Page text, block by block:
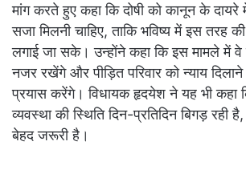
मांग करते हुए कहा कि दोषी को कानून के
सजा मिलनी चाहिए, ताकि भविष्य में इस तरह
लगाई जा सके। उन्होंने कहा कि इस मामले में वे
नजर रखेंगे और पीड़ित परिवार को न्याय
प्रयास करेंगे। विधायक हृदयेश ने यह भी कहा
व्यवस्था की स्थिति दिन-प्रतिदिन बिगड़ रही
बेहद जरूरी है।